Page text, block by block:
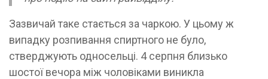
Зазвичай таке стається за чаркою. У цьому ж
випадку розпивання спиртного не було,
стверджують односельці. 4 серпня близько
шостої вечора між чоловіками виникла